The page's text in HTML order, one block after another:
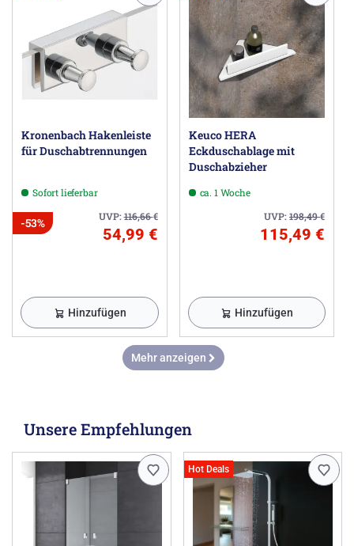
Kronenbach Hakenleiste
für Duschabtrennungen
Sofort lieferbar
UVP:116,66€
-53%
54,99 €
Hinzufügen
Keuco HERA
Eckduschablage mit
Duschabzieher
ca. 1 Woche
UVP:198,49€
115,49 €
Hinzufügen
Mehr anzeigen
Unsere Empfehlungen
Hot Deals